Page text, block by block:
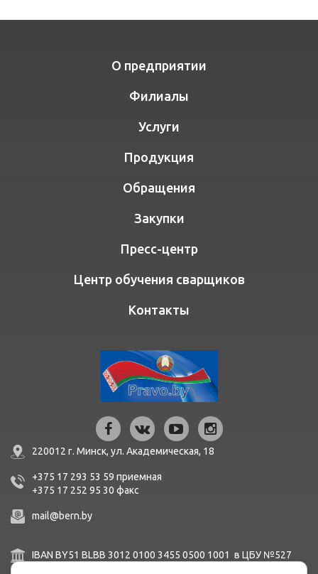
О предприятии
Филиалы
Услуги
Продукция
Обращения
Закупки
Пресс-центр
Центр обучения сварщиков
Контакты
220012 г. Минск, ул. Академическая, 18
+375 17 293 53 59 приемная
+375 17 252 95 30 факc
mail@bern.by
IBAN BY51 BLBB 3012 0100 3455 0500 1001 в ЦБУ №527